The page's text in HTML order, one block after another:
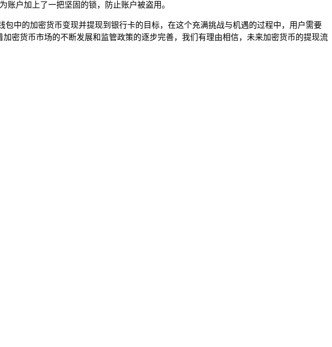
户加上了一把坚固的锁，防止账户被盗用。
中的加密货币变现并提现到银行卡的目标，在这个充满挑战与机遇的过程中，用户需要
密货币市场的不断发展和监管政策的逐步完善，我们有理由相信，未来加密货币的提现流